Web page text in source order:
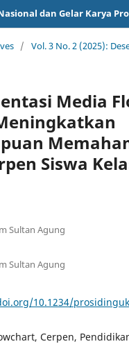
/ Vol. 3 No. 2 (2025):
Media
Siswa
Sultan Agung
Sultan Agung
10.1234/
Cerpen,